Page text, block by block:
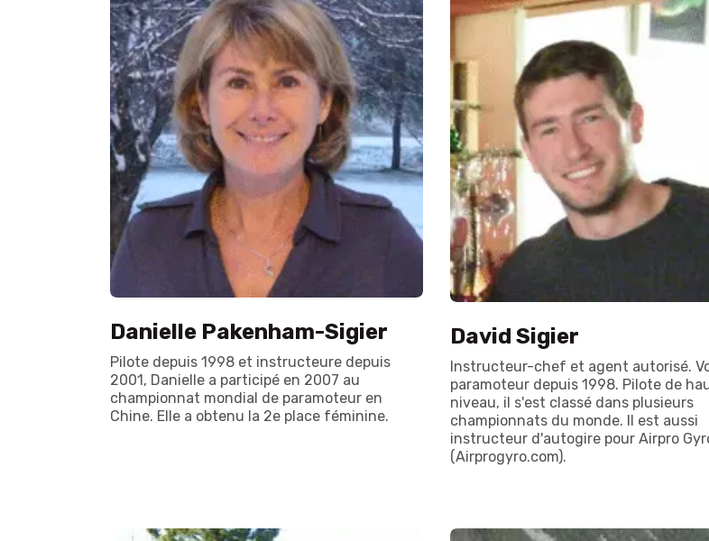
Danielle Pakenham-Sigier
Pilote depuis 1998 et instructeure depuis
2001, Danielle a participé en 2007 au
championnat mondial de paramoteur en
Chine. Elle a obtenu la 2e place féminine.
David Sigier
Instructeur-chef et agent autorisé.
paramoteur depuis 1998. Pilote de
niveau, il s'est classé dans plusieurs
championnats du monde. Il est aussi
instructeur d'autogire pour Airpro
(Airprogyro.com).